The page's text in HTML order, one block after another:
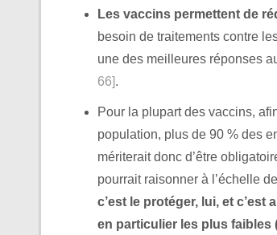
Les vaccins permettent de
besoin de traitements contre
une des meilleures réponses
66].
Pour la plupart des vaccins,
population, plus de 90 % des
mériterait donc d’être
pourrait raisonner à l’échelle
c’est le protéger, lui, et
en particulier les plus